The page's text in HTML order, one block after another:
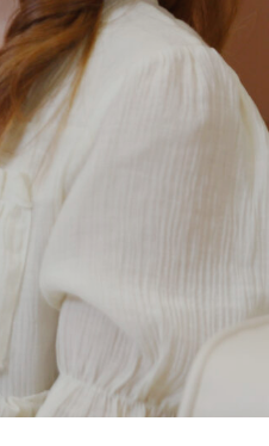
ယွိုက်ဒိုး
ာဂါ)
စ်သော မယ်
unveils
in
29
to